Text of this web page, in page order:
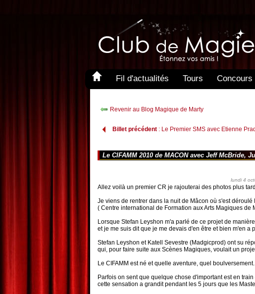
Fil d'actualités Tours Concours
Revenir au Blog Magique de Marty
Billet précédent : Le Premier SMS avec Etienne
Le CIFAMM 2010 de MACON avec Jeff McBride,
lundi 4
Allez voilà un premier CR je rajouterai des photos plus
Je viens de rentrer dans la nuit de Mâcon où s'est
( Centre international de Formation aux Arts Magiques de
Lorsque Stefan Leyshon m'a parlé de ce projet de
et je me suis dit que je me devais d'en être et bien m'en a
Stefan Leyshon et Katell Sevestre (Madgicprod) ont su
qui, pour faire suite aux Scènes Magiques, voulait un
Le CIFAMM est né et quelle aventure, quel boulversement.
Parfois on sent que quelque chose d'important est en
cette sensation a grandit pendant les 5 jours que les